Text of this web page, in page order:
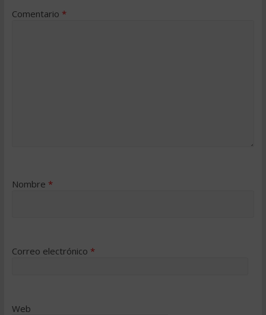
Comentario *
Nombre *
Correo electrónico *
Web